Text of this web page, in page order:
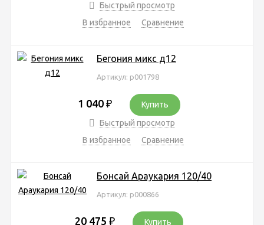
Быстрый просмотр
В избранное
Сравнение
Бегония микс д12
Артикул: р001798
1 040 ₽
Купить
Быстрый просмотр
В избранное
Сравнение
Бонсай Араукария 120/40
Артикул: р000866
20 475 ₽
Купить